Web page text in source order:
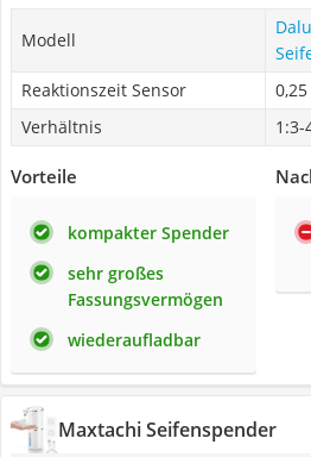
Modell
Reaktionszeit Sensor
Verhältnis
1:3-
Vorteile
kompakter Spender
sehr großes
Fassungsvermögen
wiederaufladbar
Maxtachi Seifenspender